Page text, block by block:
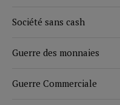
Société sans cash
Guerre des monnaies
Guerre Commerciale